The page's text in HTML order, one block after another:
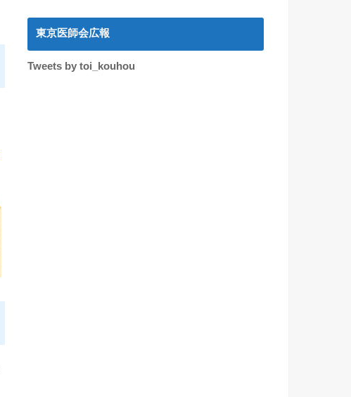
東京医師会広報
Tweets by toi_kouhou